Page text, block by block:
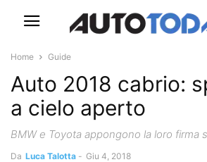
Home Guide
Auto 2018 cabrio:
a cielo aperto
BMW e Toyota appongono la loro firma
Da Luca Talotta - Giu 4, 2018